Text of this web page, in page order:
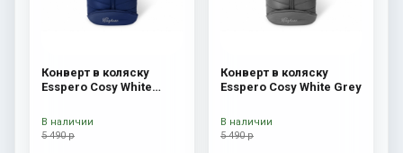
Конверт в коляску
Esspero Cosy White
5 490 р
В наличии
Конверт в коляску
Esspero Cosy White Grey
5 490 р
В наличии